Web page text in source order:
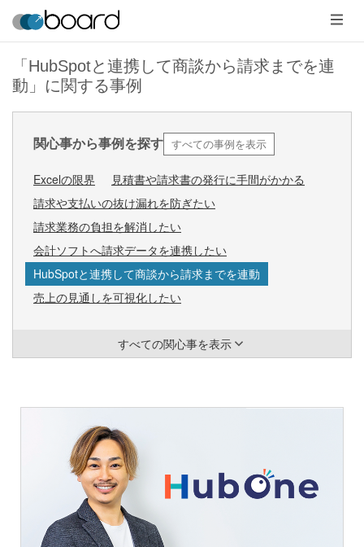
メ
ニ
ュ
ー
「HubSpotと連携して商談から請求までを連
動」に関する事例
関心事から事例を探す すべての事例を表示
Excelの限界
見積書や請求書の発行に手間がかかる
請求や支払いの抜け漏れを防ぎたい
請求業務の負担を解消したい
会計ソフトへ請求データを連携したい
HubSpotと連携して商談から請求までを連動
売上の見通しを可視化したい
すべての関心事を表示